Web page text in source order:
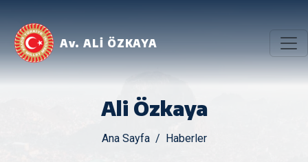
Av. ALİ ÖZKAYA
Ali Özkaya
Ana Sayfa Haberler